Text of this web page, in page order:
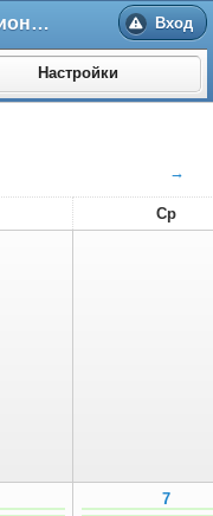
Портал Дистанционного обучения ВолгГМУ Вход
Настройки
→
Ср
7